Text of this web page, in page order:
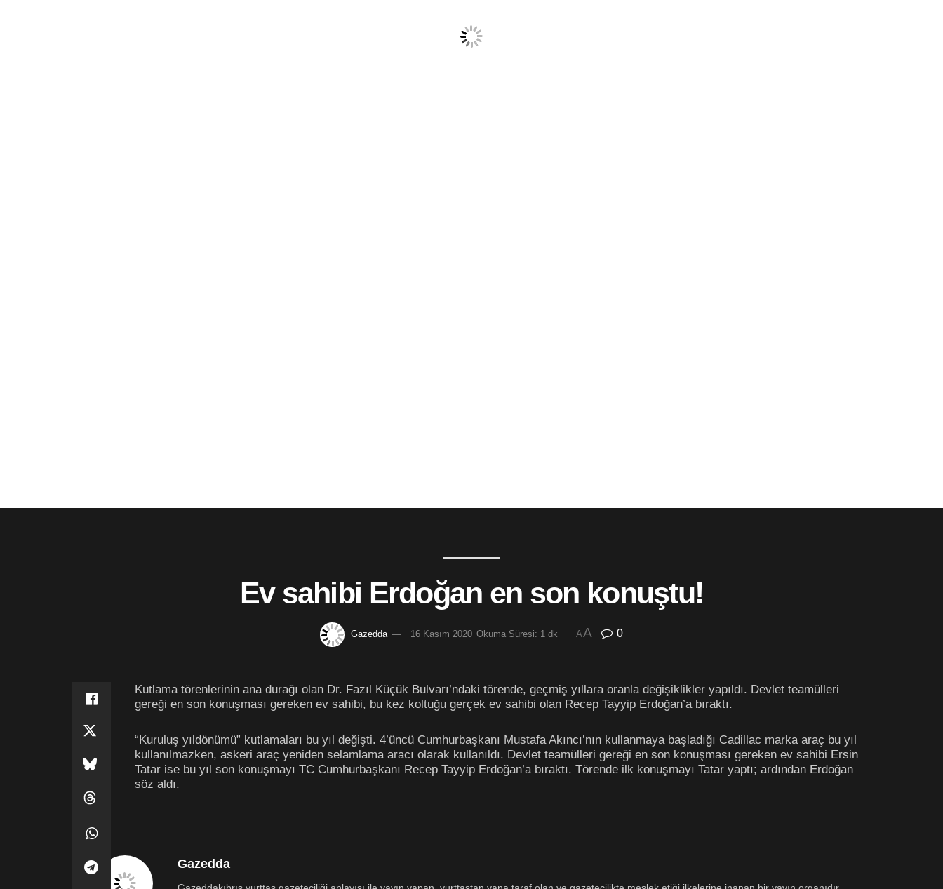
Ev sahibi Erdoğan en son konuştu!
Gazedda 16 Kasım 2020 Okuma Süresi: 1 dk AA 0
Kutlama törenlerinin ana durağı olan Dr. Fazıl Küçük Bulvarı’ndaki törende, geçmiş yıllara oranla değişiklikler yapıldı. Devlet teamülleri
gereği en son konuşması gereken ev sahibi, bu kez koltuğu gerçek ev sahibi olan Recep Tayyip Erdoğan’a bıraktı.
“Kuruluş yıldönümü” kutlamaları bu yıl değişti. 4’üncü Cumhurbaşkanı Mustafa Akıncı’nın kullanmaya başladığı Cadillac marka araç bu yıl
kullanılmazken, askeri araç yeniden selamlama aracı olarak kullanıldı. Devlet teamülleri gereği en son konuşması gereken ev sahibi Ersin
Tatar ise bu yıl son konuşmayı TC Cumhurbaşkanı Recep Tayyip Erdoğan’a bıraktı. Törende ilk konuşmayı Tatar yaptı; ardından Erdoğan
söz aldı.
Gazedda